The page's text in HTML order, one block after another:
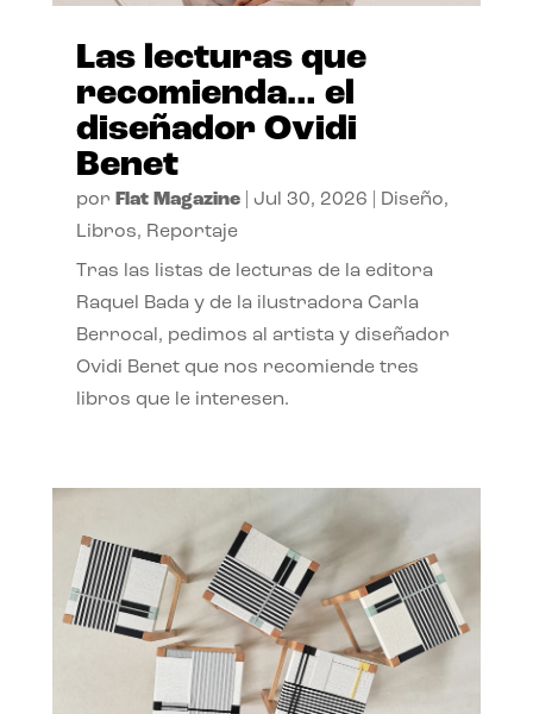
Las lecturas que
recomienda… el
diseñador Ovidi
Benet
por Flat Magazine| Jul 30, 2026 Diseño,
Libros, Reportaje
Tras las listas de lecturas de la editora
Raquel Bada y de la ilustradora Carla
Berrocal, pedimos al artista y diseñador
Ovidi Benet que nos recomiende tres
libros que le interesen.